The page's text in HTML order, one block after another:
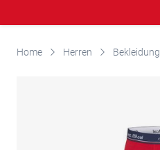
Home Herren Bekleidung